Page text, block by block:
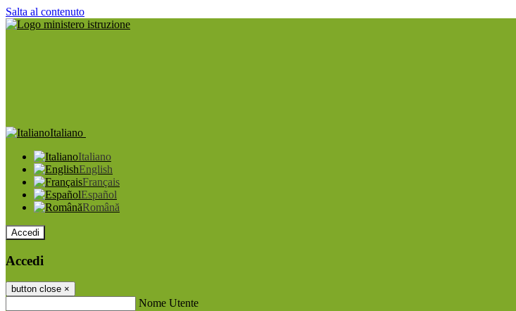
Salta al contenuto
Italiano
Italiano
English
Français
Español
Română
Accedi
Accedi
button close ×
Nome Utente